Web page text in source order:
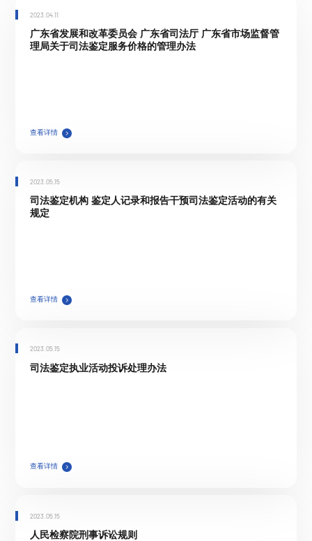
2023.04.11
广东省发展和改革委员会 广东省司法厅 广东省市场监督管
理局关于司法鉴定服务价格的管理办法
查看详情
2023.05.15
司法鉴定机构 鉴定人记录和报告干预司法鉴定活动的有关
规定
查看详情
2023.05.15
司法鉴定执业活动投诉处理办法
查看详情
2023.05.15
人民检察院刑事诉讼规则